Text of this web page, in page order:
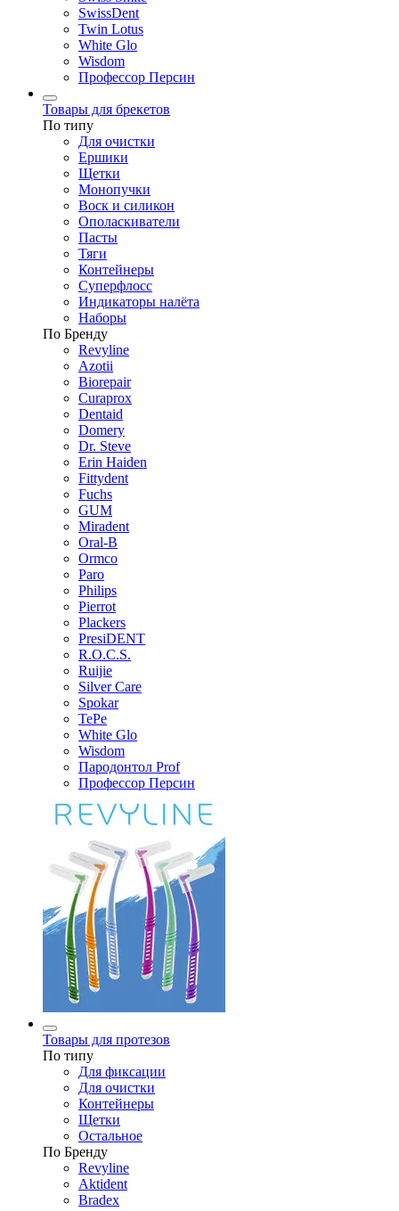
SwissDent
Twin Lotus
White Glo
Wisdom
Профессор Персин
Товары для брекетов
По типу
Для очистки
Ершики
Щетки
Монопучки
Воск и силикон
Ополаскиватели
Пасты
Тяги
Контейнеры
Суперфлосс
Индикаторы налёта
Наборы
По Бренду
Revyline
Azotii
Biorepair
Curaprox
Dentaid
Domery
Dr. Steve
Erin Haiden
Fittydent
Fuchs
GUM
Miradent
Oral-B
Ormco
Paro
Philips
Pierrot
Plackers
PresiDENT
R.O.C.S.
Ruijie
Silver Care
Spokar
TePe
White Glo
Wisdom
Пародонтол Prof
Профессор Персин
Товары для протезов
По типу
Для фиксации
Для очистки
Контейнеры
Щетки
Остальное
По Бренду
Revyline
Aktident
Bradex